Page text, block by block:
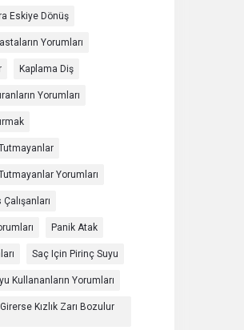
Eskiye Dönüş
Yorumları
Kaplama Diş
Yorumları
Tutmayanlar
Yorumları
Panik Atak
Saç Için Pirinç Suyu
Kullananların Yorumları
Kızlık Zarı Bozulur